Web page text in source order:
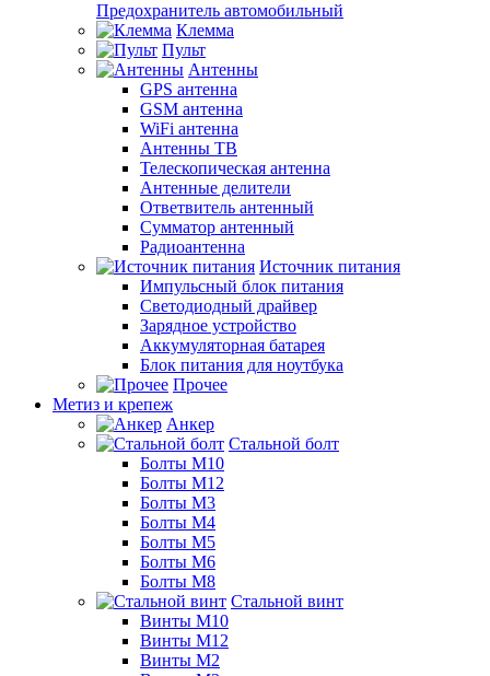
Предохранитель автомобильный
Клемма
Пульт
Антенны
GPS антенна
GSM антенна
WiFi антенна
Антенны ТВ
Телескопическая антенна
Антенные делители
Ответвитель антенный
Сумматор антенный
Радиоантенна
Источник питания
Импульсный блок питания
Светодиодный драйвер
Зарядное устройство
Аккумуляторная батарея
Блок питания для ноутбука
Прочее
Метиз и крепеж
Анкер
Стальной болт
Болты М10
Болты М12
Болты М3
Болты М4
Болты М5
Болты М6
Болты М8
Стальной винт
Винты М10
Винты М12
Винты М2